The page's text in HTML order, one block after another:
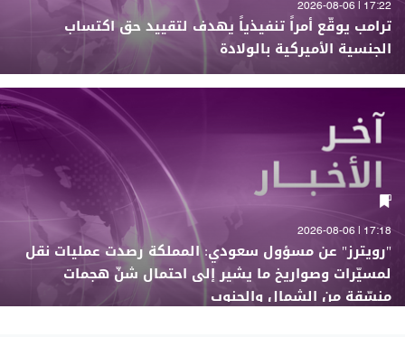
17:22 | 2026-08-06
ترامب يوقّع أمراً تنفيذياً يهدف لتقييد حق اكتساب
الجنسية الأميركية بالولادة
17:18 | 2026-08-06
"رويترز" عن مسؤول سعودي: المملكة رصدت عمليات نقل
لمسيّرات وصواريخ ما يشير إلى احتمال شنّ هجمات
منسّقة من الشمال والجنوب